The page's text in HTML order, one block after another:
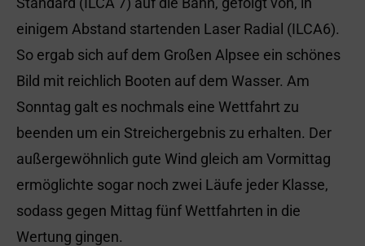
einigem Abstand startenden Laser Radial (ILCA6).
So ergab sich auf dem Großen Alpsee ein schönes
Bild mit reichlich Booten auf dem Wasser. Am
Sonntag galt es nochmals eine Wettfahrt zu
beenden um ein Streichergebnis zu erhalten. Der
außergewöhnlich gute Wind gleich am Vormittag
ermöglichte sogar noch zwei Läufe jeder Klasse,
sodass gegen Mittag fünf Wettfahrten in die
Wertung gingen.